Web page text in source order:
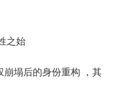
之始
塌后的身份重构 ，其